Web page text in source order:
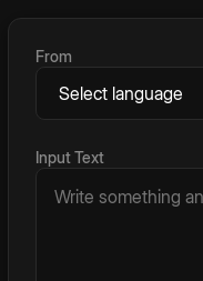
From
Input Text